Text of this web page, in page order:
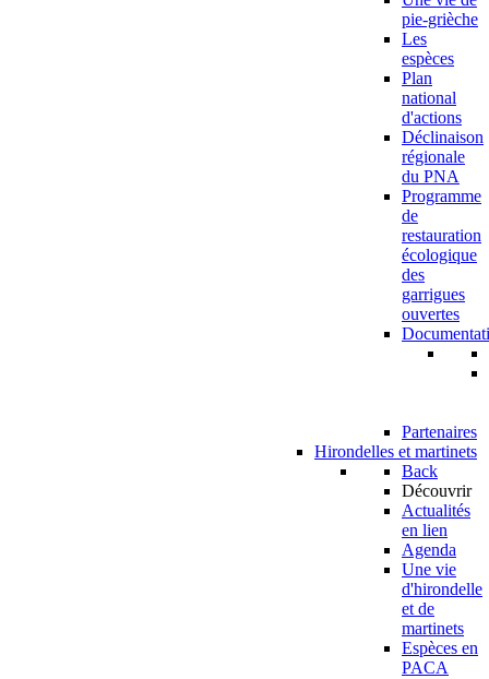
pie-grièche
Les
espèces
Plan
national
d'actions
Déclinaison
régionale
du PNA
Programme
de
restauration
écologique
des
garrigues
ouvertes
Partenaires
Hirondelles et martinets
Back
Découvrir
Actualités
en lien
Agenda
Une vie
d'hirondelle
et de
martinets
Espèces en
PACA